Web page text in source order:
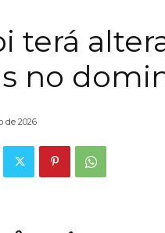
terá
no
de 2026